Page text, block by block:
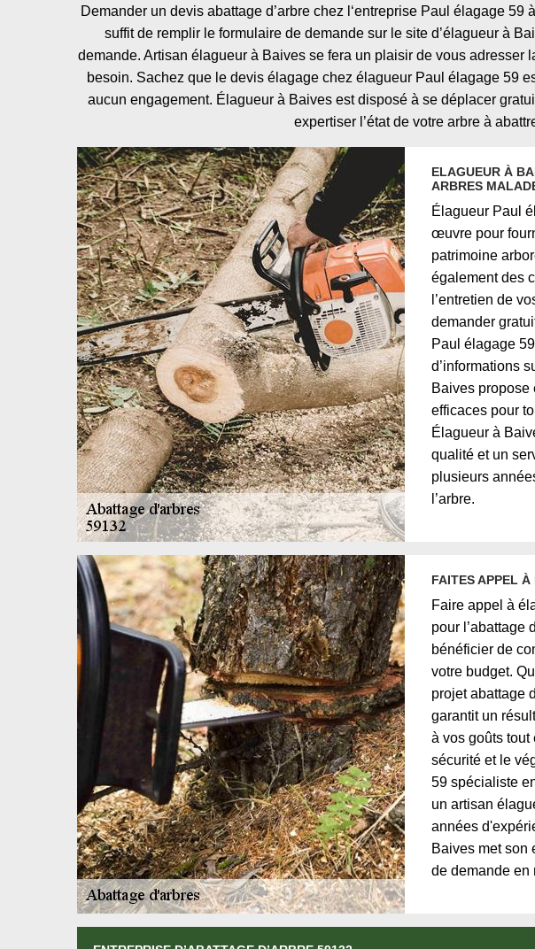
Demander un devis abattage d’arbre chez l‘entreprise Paul élagage 59
suffit de remplir le formulaire de demande sur le site d’élagueur à
demande. Artisan élagueur à Baives se fera un plaisir de vous adresser
besoin. Sachez que le devis élagage chez élagueur Paul élagage 59
aucun engagement. Élagueur à Baives est disposé à se déplacer
expertiser l’état de votre arbre à
ELAGUEUR À
ARBRES
Élagueur Paul
œuvre pour
patrimoine
également des
l’entretien de
demander
Paul élagage
d’informations
Baives propose
efficaces pour
Élagueur à
qualité et un
plusieurs
l’arbre.
FAITES APPEL
Faire appel à
pour l’abattage
bénéficier de
votre budget.
projet abattage
garantit un
à vos goûts tout
sécurité et le
59 spécialiste
un artisan
années
Baives met son
de demande en